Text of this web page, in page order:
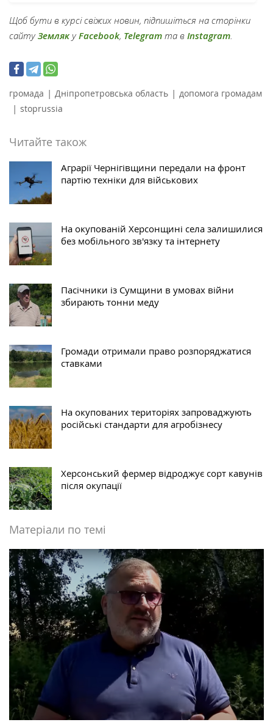
Щоб бути в курсі свіжих новин, підпишіться на сторінки
сайтуЗемлякуFacebook, Telegram та в Instagram.
громада | Дніпропетровська область | допомога громадам
| stoprussia
Читайте також
Аграрії Чернігівщини передали на фронт
партію техніки для військових
На окупованій Херсонщині села залишилися
без мобільного зв'язку та інтернету
Пасічники із Сумщини в умовах війни
збирають тонни меду
Громади отримали право розпоряджатися
ставками
На окупованих територіях запроваджують
російські стандарти для агробізнесу
Херсонський фермер відроджує сорт кавунів
після окупації
Матеріали по темі